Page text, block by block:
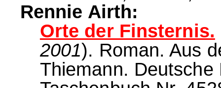
Rennie Airth:
Orte der Finsternis.
2001). Roman. Aus
Thiemann.